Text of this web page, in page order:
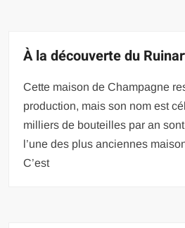
À la découverte du
Cette maison de Champagne
production, mais son nom est
milliers de bouteilles par an
l’une des plus anciennes
C’est